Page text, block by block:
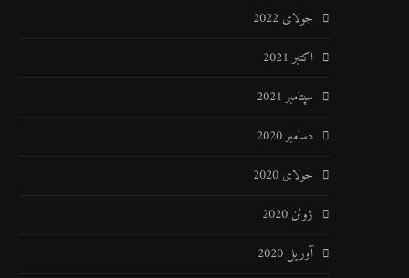
جولای 2022
اکتبر 2021
سپتامبر 2021
دسامبر 2020
جولای 2020
ژوئن 2020
آوریل 2020